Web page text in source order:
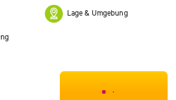
Lage & Umgebung
***************